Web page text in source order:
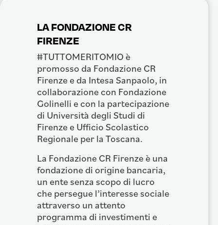
LA FONDAZIONE CR
FIRENZE
#TUTTOMERITOMIO è
promosso da Fondazione CR
Firenze e da Intesa Sanpaolo, in
collaborazione con Fondazione
Golinelli e con la partecipazione
di Università degli Studi di
Firenze e Ufficio Scolastico
Regionale per la Toscana.
La Fondazione CR Firenze è una
fondazione di origine bancaria,
un ente senza scopo di lucro
che persegue l’interesse sociale
attraverso un attento
programma di investimenti e